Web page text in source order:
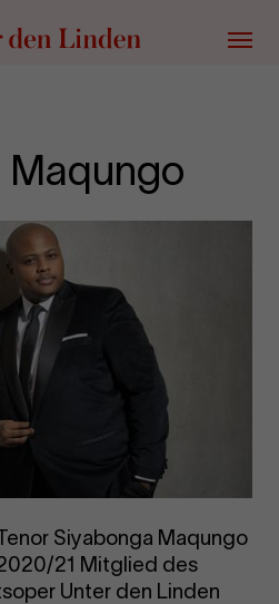
Menu
Maqungo
Siyabonga Maqungo
21 Mitglied des
Unter den Linden